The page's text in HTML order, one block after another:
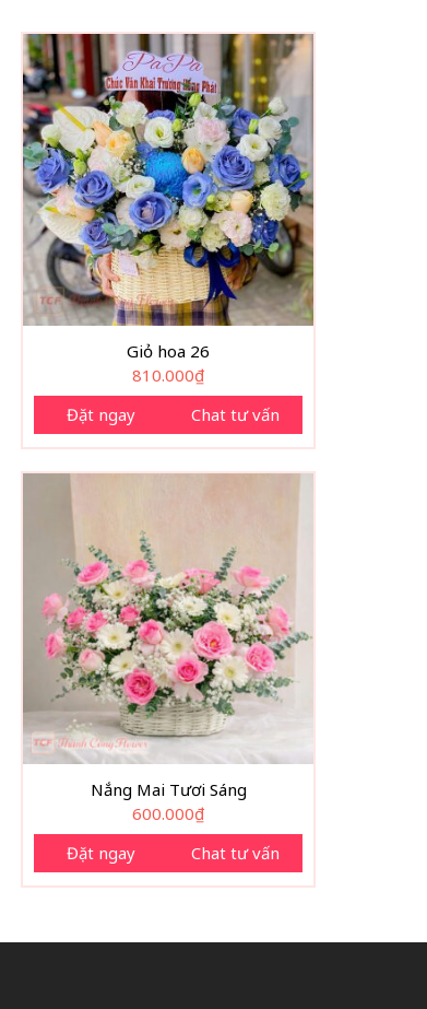
Giỏ hoa 26
810.000₫
Đặt ngay
Chat tư vấn
Nắng Mai Tươi Sáng
600.000₫
Đặt ngay
Chat tư vấn